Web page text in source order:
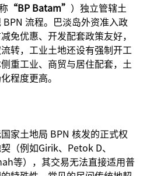
“BP Batam” ）独立管辖土
流程。巴淡岛外资准入政
免优惠、开发配套政策友好，
转，工业土地还设有强制开工
重工业、商贸与居住配套，土
程度更高。
家土地局 BPN 核发的正式权
（例如Girik、Petok D、
等），其交易无法直接适用普